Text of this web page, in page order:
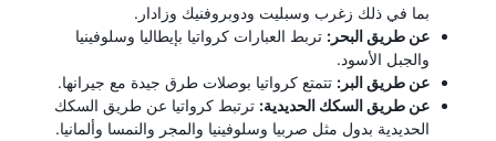
بما في ذلك زغرب وسبليت ودوبروفنيك وزادار.
عن طريق البحر: تربط العبارات كرواتيا بإيطاليا وسلوفينيا
والجبل الأسود.
عن طريق البر: تتمتع كرواتيا بوصلات طرق جيدة مع جيرانها.
عن طريق السكك الحديدية: ترتبط كرواتيا عن طريق السكك
الحديدية بدول مثل صربيا وسلوفينيا والمجر والنمسا وألمانيا.